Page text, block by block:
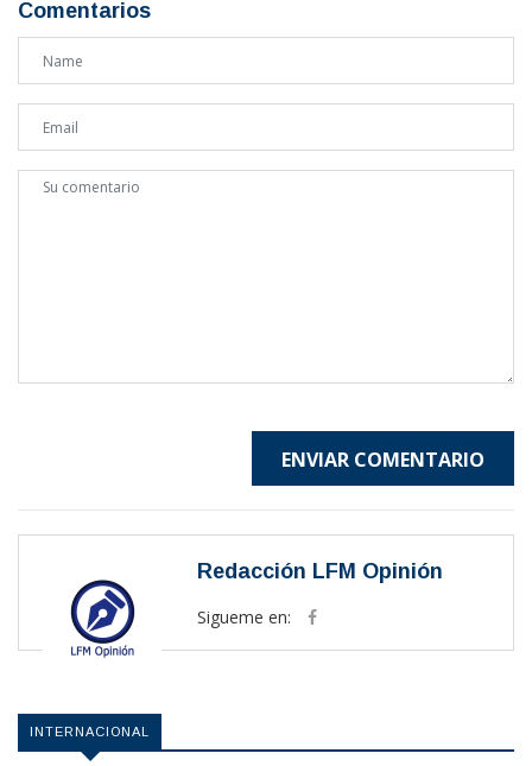
Comentarios
ENVIAR COMENTARIO
Redacción LFM Opinión
Sigueme en:
INTERNACIONAL